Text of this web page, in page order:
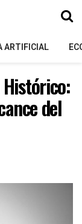
ARTIFICIAL
del